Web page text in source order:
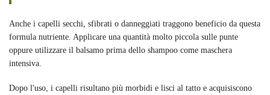
Anche i capelli secchi, sfibrati o danneggiati traggono beneficio da questa
formula nutriente. Applicare una quantità molto piccola sulle punte
oppure utilizzare il balsamo prima dello shampoo come maschera
intensiva.
Dopo l'uso, i capelli risultano più morbidi e lisci al tatto e acquisiscono